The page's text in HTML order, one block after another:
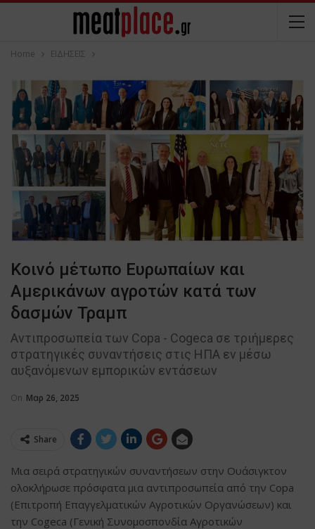
Home ΕΙΔΗΣΕΙΣ
Κοινό μέτωπο Ευρωπαίων και
Αμερικάνων αγροτών κατά των
δασμών Τραμπ
Αντιπροσωπεία των Copa - Cogeca σε τριήμερες
στρατηγικές συναντήσεις στις ΗΠΑ εν μέσω
αυξανόμενων εμπορικών εντάσεων
On Μαρ 26, 2025
Share
Μια σειρά στρατηγικών συναντήσεων στην Ουάσιγκτον
ολοκλήρωσε πρόσφατα μια αντιπροσωπεία από την Copa
(Επιτροπή Επαγγελματικών Αγροτικών Οργανώσεων) και
την Cogeca (Γενική Συνομοσπονδία Αγροτικών